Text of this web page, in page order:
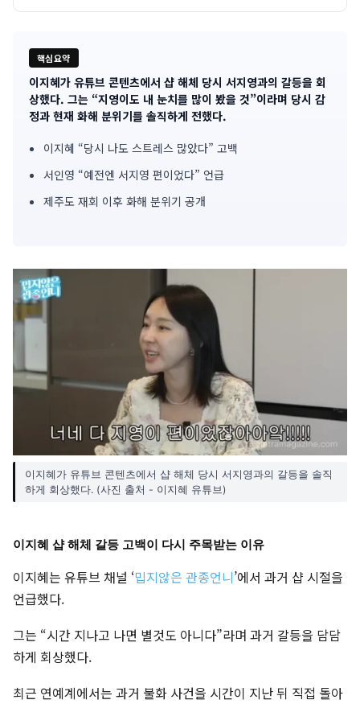
핵심요약
기
사
핵
심
이지혜가 유튜브 콘텐츠에서 샵 해체 당시 서지영과의 갈등을 회
상했다. 그는 “지영이도 내 눈치를 많이 봤을 것”이라며 당시 감
정과 현재 화해 분위기를 솔직하게 전했다.
이지혜 “당시 나도 스트레스 많았다” 고백
서인영 “예전엔 서지영 편이었다” 언급
제주도 재회 이후 화해 분위기 공개
이지혜가 유튜브 콘텐츠에서 샵 해체 당시 서지영과의 갈등을 솔직
하게 회상했다. (사진 출처 - 이지혜 유튜브)
이지혜 샵 해체 갈등 고백이 다시 주목받는 이유
이지혜는 유튜브 채널 ‘밉지않은 관종언니’에서 과거 샵 시절을
언급했다.
그는 “시간 지나고 나면 별것도 아니다”라며 과거 갈등을 담담
하게 회상했다.
최근 연예계에서는 과거 불화 사건을 시간이 지난 뒤 직접 돌아